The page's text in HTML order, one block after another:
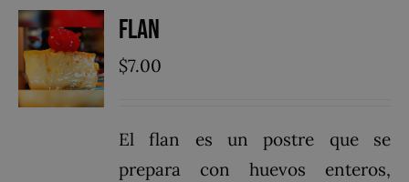
Flan
$7.00
El flan es un postre que se
prepara con huevos enteros,